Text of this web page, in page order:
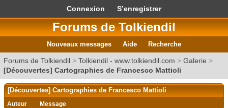
Connexion S’enregistrer
Forums de Tolkiendil
Nouveaux messages Aide Recherche
Forums de Tolkiendil > Tolkiendil - www.tolkiendil.com > Galerie >
[Découvertes] Cartographies de Francesco Mattioli
[Découvertes] Cartographies de Francesco Mattioli
Auteur Message